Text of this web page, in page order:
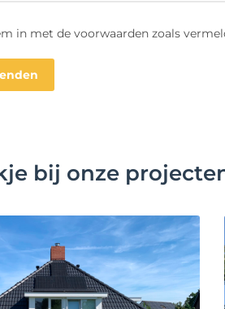
in met de voorwaarden zoals
bij onze